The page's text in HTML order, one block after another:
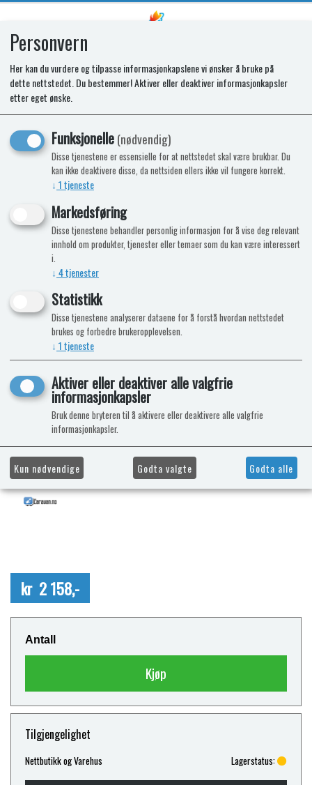
SPARES-SW ASSY. LID S/O. 4BURN.
ENIGMA. 4GANG
kr 2 158,-
Antall
Kjøp
Tilgjengelighet
Nettbutikk og Varehus Lagerstatus:
Personvern
Her kan du vurdere og tilpasse informasjonkapslene vi ønsker å bruke på
dette nettstedet. Du bestemmer! Aktiver eller deaktiver informasjonkapsler
etter eget ønske.
Funksjonelle(nødvendig)
Disse tjenestene er essensielle for at nettstedet skal være brukbar. Du
kan ikke deaktivere disse, da nettsiden ellers ikke vil fungere korrekt.
↓ 1tjeneste
Markedsføring
Disse tjenestene behandler personlig informasjon for å vise deg relevant
innhold om produkter, tjenester eller temaer som du kan være interessert
i.
↓ 4tjenester
Statistikk
Disse tjenestene analyserer dataene for å forstå hvordan nettstedet
brukes og forbedre brukeropplevelsen.
↓ 1tjeneste
Aktiver eller deaktiver alle valgfrie
informasjonkapsler
Bruk denne bryteren til å aktivere eller deaktivere alle valgfrie
informasjonkapsler.
Kun nødvendige Godta valgte Godta alle